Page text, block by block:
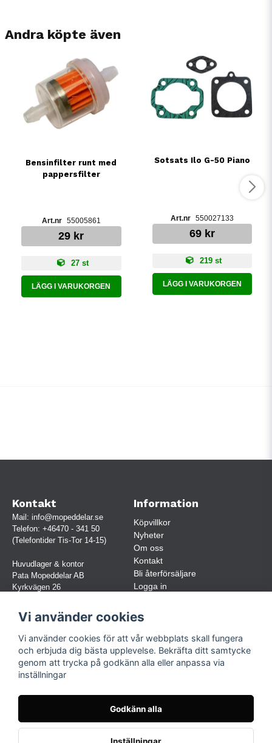
Andra köpte även
Bensinfilter runt med
pappersfilter
55005861
29 kr
27 st
LÄGG I VARUKORGEN
Sotsats Ilo G-50 Piano
550027133
69 kr
219 st
LÄGG I VARUKORGEN
Kontakt
Mail: info@mopeddelar.se
Telefon: +46470 - 341 50
(Telefontider Tis-Tor 14-15)
Huvudlager & kontor
Pata Mopeddelar AB
Kyrkvägen 26
(OBS. Endast förbokade besök)
Org.nr:
559030-5248
Jur. namn: Pata Mopeddelar AB
Information
Köpvillkor
Nyheter
Om oss
Kontakt
Bli återförsäljare
Logga in
Följ oss
TikTok
Vi använder cookies
Vi använder cookies för att vår webbplats skall fungera
och erbjuda dig bästa upplevelse. Bekräfta ditt samtycke
genom att trycka på godkänn alla eller anpassa via
inställningar
Godkänn alla